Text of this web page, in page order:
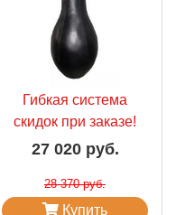
Гибкая система
скидок при заказе!
27 020 руб.
28 370 руб.
Купить